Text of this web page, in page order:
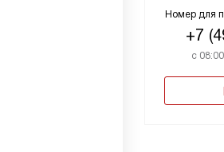
Номер для
+7
с